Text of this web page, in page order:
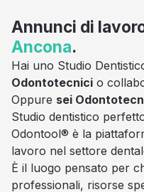
Annunci di
Ancona.
Hai uno Studio
Odontotecnici o
Oppure sei
Studio dentistico
Odontool® è la
lavoro nel settore
È il luogo pensato per
professionali, risorse